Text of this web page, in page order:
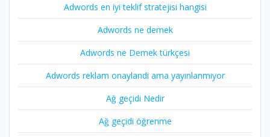
Adwords en iyi teklif stratejisi hangisi
Adwords ne demek
Adwords ne Demek türkçesi
Adwords reklam onaylandi ama yayınlanmıyor
Ağ geçidi Nedir
Ağ geçidi öğrenme